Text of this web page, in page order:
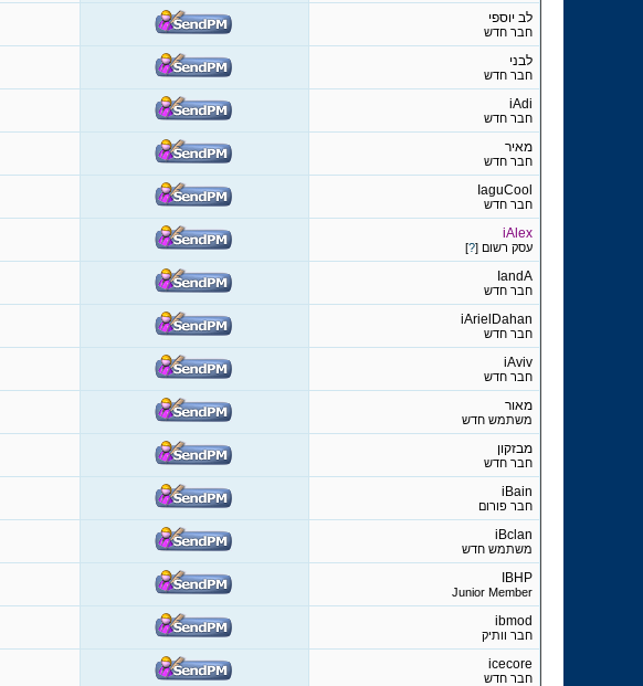
לב יוספי
חבר חדש
לבני
חבר חדש
iAdi
חבר חדש
מאיר
חבר חדש
IaguCool
חבר חדש
iAlex
עסק רשום [?
]
IandA
חבר חדש
iArielDahan
חבר חדש
iAviv
חבר חדש
מאור
משתמש חדש
מבזקון
חבר חדש
iBain
חבר פורום
iBclan
משתמש חדש
IBHP
Junior Member
ibmod
חבר וותיק
icecore
חבר חדש